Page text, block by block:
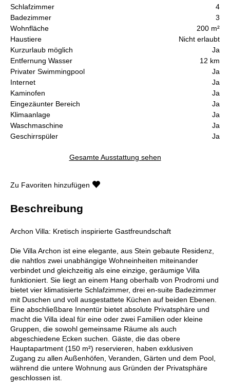
Schlafzimmer
4
Badezimmer
3
Wohnfläche
200 m²
Haustiere
Nicht erlaubt
Kurzurlaub möglich
Ja
Entfernung Wasser
12 km
Privater Swimmingpool
Ja
Internet
Ja
Kaminofen
Ja
Eingezäunter Bereich
Ja
Klimaanlage
Ja
Waschmaschine
Ja
Geschirrspüler
Ja
Gesamte Ausstattung sehen
Zu Favoriten hinzufügen
Beschreibung
Archon Villa: Kretisch inspirierte Gastfreundschaft
Die Villa Archon ist eine elegante, aus Stein gebaute Residenz,
die nahtlos zwei unabhängige Wohneinheiten miteinander
verbindet und gleichzeitig als eine einzige, geräumige Villa
funktioniert. Sie liegt an einem Hang oberhalb von Prodromi und
bietet vier klimatisierte Schlafzimmer, drei en-suite Badezimmer
mit Duschen und voll ausgestattete Küchen auf beiden Ebenen.
Eine abschließbare Innentür bietet absolute Privatsphäre und
macht die Villa ideal für eine oder zwei Familien oder kleine
Gruppen, die sowohl gemeinsame Räume als auch
abgeschiedene Ecken suchen. Gäste, die das obere
Hauptapartment (150 m²) reservieren, haben exklusiven
Zugang zu allen Außenhöfen, Veranden, Gärten und dem Pool,
während die untere Wohnung aus Gründen der Privatsphäre
geschlossen ist.